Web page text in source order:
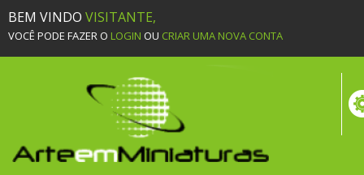
BEM VINDO VISITANTE,
VOCÊ PODE FAZER O LOGIN OU CRIAR UMA NOVA CONTA